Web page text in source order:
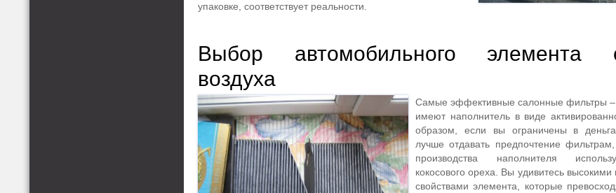
упаковке, соответствует реальности.
Выбор автомобильного элемента
воздуха
Самые эффективные салонные фильтры –
имеют наполнитель в виде
образом, если вы ограничены в
лучше отдавать предпочтение
производства наполнителя
кокосового ореха. Вы удивитесь
свойствами элемента, которые